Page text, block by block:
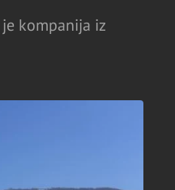
kompanija iz